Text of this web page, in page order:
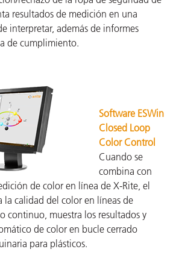
resultados de medición en una
interpretar, además de informes
de cumplimiento.
Software ESWin
Closed Loop
Color Control
Cuando se
combina con
de color en línea de X-Rite, el
la calidad del color en líneas de
continuo, muestra los resultados y
de color en bucle cerrado
para plásticos.